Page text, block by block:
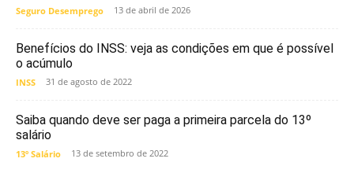
Seguro Desemprego 13 de abril de 2026
Benefícios do INSS: veja as condições em que é possível
o acúmulo
INSS 31 de agosto de 2022
Saiba quando deve ser paga a primeira parcela do 13º
salário
13º Salário 13 de setembro de 2022